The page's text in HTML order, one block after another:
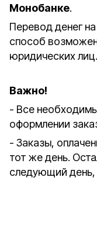
Монобанке.
Перевод денег
способ
юридических лиц.
Важно!
- Все
оформлении
- Заказы,
тот же день.
следующий день,